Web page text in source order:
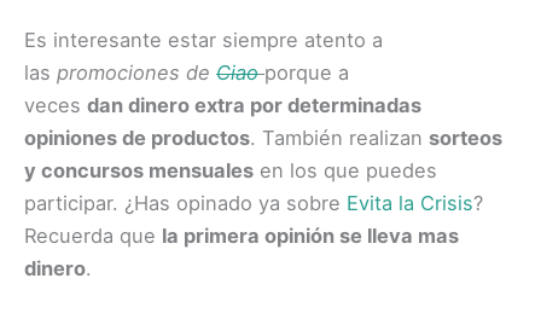
Es interesante estar siempre atento a
las promociones de Ciao porque a
veces dan dinero extra por determinadas
opiniones de productos. También realizan sorteos
y concursos mensuales en los que puedes
participar. ¿Has opinado ya sobre Evita la Crisis?
Recuerda que la primera opinión se lleva mas
dinero.